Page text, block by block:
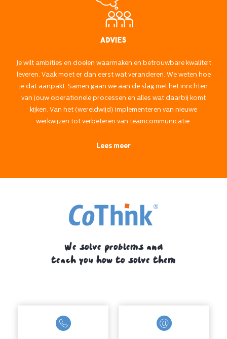
Advies
Je wilt ambities en doelen waarmaken en betrouwbare kwaliteit
leveren. Vaak moet er dan eerst wat veranderen. We weten hoe
je dat aanpakt. Samen gaan we aan de slag met het inrichten
van jouw operationele processen en alles wat daarbij komt
kijken. Van het (wereldwijd) implementeren van nieuwe
werkwijzen tot verbeteren van teamcommunicatie.
Lees meer
We solve problems and
teach you how to solve them